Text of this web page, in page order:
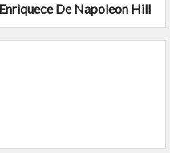
De Napoleon Hill